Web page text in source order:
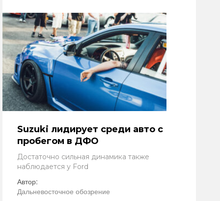
Suzuki лидирует среди авто с
пробегом в ДФО
Достаточно сильная динамика также
наблюдается у Ford
Автор:
Дальневосточное обозрение